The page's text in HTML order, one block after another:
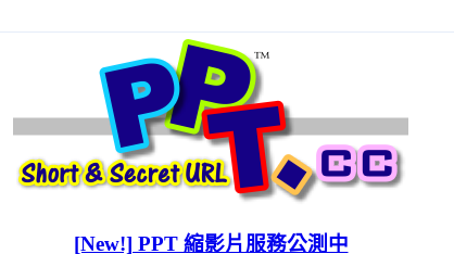
[New!] PPT 縮影片服務公測中